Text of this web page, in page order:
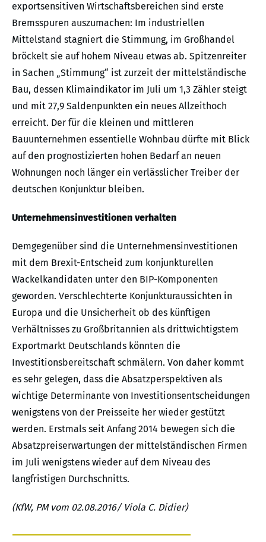
exportsensitiven Wirtschaftsbereichen sind erste
Bremsspuren auszumachen: Im industriellen
Mittelstand stagniert die Stimmung, im Großhandel
bröckelt sie auf hohem Niveau etwas ab. Spitzenreiter
in Sachen „Stimmung“ ist zurzeit der mittelständische
Bau, dessen Klimaindikator im Juli um 1,3 Zähler steigt
und mit 27,9 Saldenpunkten ein neues Allzeithoch
erreicht. Der für die kleinen und mittleren
Bauunternehmen essentielle Wohnbau dürfte mit Blick
auf den prognostizierten hohen Bedarf an neuen
Wohnungen noch länger ein verlässlicher Treiber der
deutschen Konjunktur bleiben.
Unternehmensinvestitionen verhalten
Demgegenüber sind die Unternehmensinvestitionen
mit dem Brexit-Entscheid zum konjunkturellen
Wackelkandidaten unter den BIP-Komponenten
geworden. Verschlechterte Konjunkturaussichten in
Europa und die Unsicherheit ob des künftigen
Verhältnisses zu Großbritannien als drittwichtigstem
Exportmarkt Deutschlands könnten die
Investitionsbereitschaft schmälern. Von daher kommt
es sehr gelegen, dass die Absatzperspektiven als
wichtige Determinante von Investitionsentscheidungen
wenigstens von der Preisseite her wieder gestützt
werden. Erstmals seit Anfang 2014 bewegen sich die
Absatzpreiserwartungen der mittelständischen Firmen
im Juli wenigstens wieder auf dem Niveau des
langfristigen Durchschnitts.
(KfW, PM vom 02.08.2016/ Viola C. Didier)